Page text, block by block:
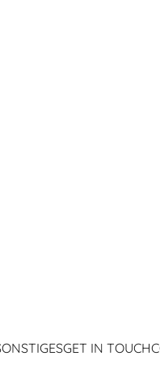
GET IN TOUCH